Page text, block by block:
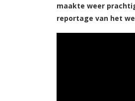
maakte weer
reportage van het